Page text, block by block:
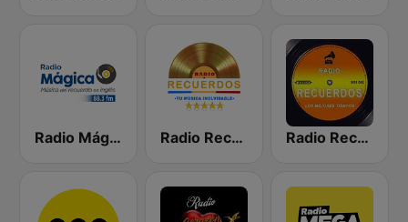
Radio Mágica 88.3 FM Radio Recuerdos Radio Recuerdos